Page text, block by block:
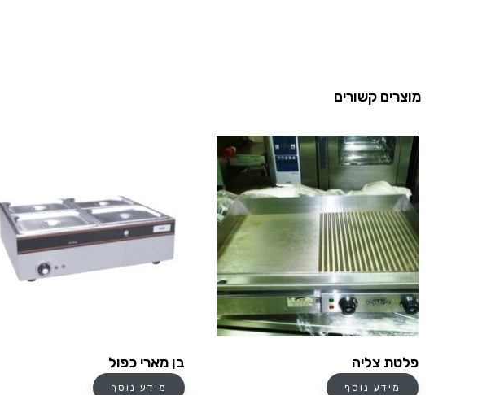
מוצרים קשורים
בן מארי כפול
מידע נוסף
פלטת צליה
מידע נוסף